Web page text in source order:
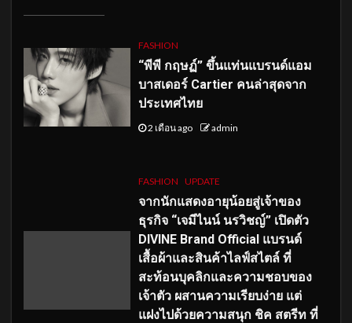
FASHION
“พีพี กฤษฏ์” ขึ้นแท่นแบรนด์แอม
บาสเดอร์ Cartier คนล่าสุดจาก
ประเทศไทย
2 เดือน ago admin
FASHION UPDATE
จากนักแสดงอายุน้อยสู่เจ้าของ
ธุรกิจ “เจมีไนน์ นรวิชญ์” เปิดตัว
DIVINE Brand Official แบรนด์
เสื้อผ้าและสินค้าไลฟ์สไตล์ ที่
สะท้อนบุคลิกและความชอบของ
เจ้าตัว ผสานความเรียบง่าย แต่
แฝงไปด้วยความสนุก ชิค สตรีท ที่